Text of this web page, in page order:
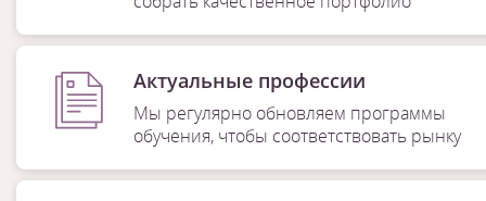
Актуальные профессии
Мы регулярно обновляем программы
обучения, чтобы соответствовать рынку